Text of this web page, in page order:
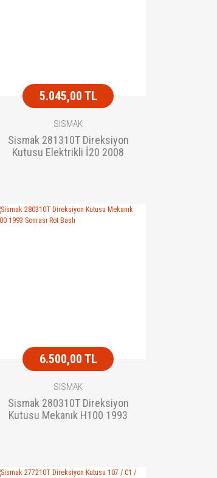
5.045,00 TL
SISMAK
Sismak 281310T Direksiyon
Kutusu Elektrikli İ20 2008
6.500,00 TL
SISMAK
Sismak 280310T Direksiyon
Kutusu Mekanık H100 1993